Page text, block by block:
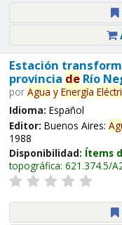
Estación
provincia deRío
por Agua y Energía
Idioma: Español
Editor: Buenos Aires:
1988
Disponibilidad: Ítems
topográfica: 621.374.5/